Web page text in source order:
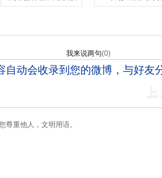
我来说两句(0)
尊重他人，文明用语。